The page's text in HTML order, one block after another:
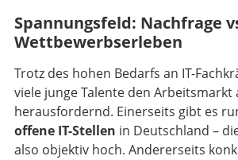
Spannungsfeld: Nachfrage
Wettbewerbserleben
Trotz des hohen Bedarfs an IT-
viele junge Talente den Arbeitsmarkt
herausfordernd. Einerseits gibt es
offene IT-Stellen in Deutschland –
also objektiv hoch. Andererseits